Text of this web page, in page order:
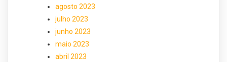
agosto 2023
julho 2023
junho 2023
maio 2023
abril 2023